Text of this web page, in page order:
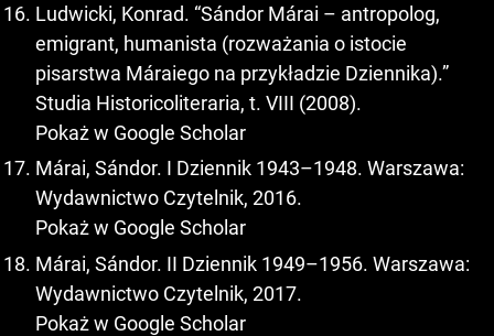
Ludwicki, Konrad. “Sándor Márai – antropolog,
emigrant, humanista (rozważania o istocie
pisarstwa Máraiego na przykładzie Dziennika).”
Studia Historicoliteraria, t. VIII (2008).
Pokaż w Google Scholar
Márai, Sándor. I Dziennik 1943–1948. Warszawa:
Wydawnictwo Czytelnik, 2016.
Pokaż w Google Scholar
Márai, Sándor. II Dziennik 1949–1956. Warszawa:
Wydawnictwo Czytelnik, 2017.
Pokaż w Google Scholar